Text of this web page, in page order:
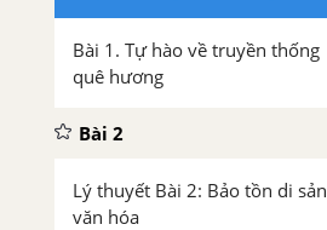
Bài 1. Tự hào về truyền thống
quê hương
Bài 2
Lý thuyết Bài 2: Bảo tồn di sản
văn hóa